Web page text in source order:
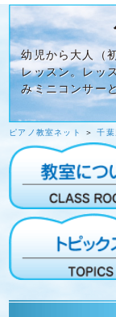
幼児から大人（
レッスン。レッ
みミニコンサー
ピアノ教室ネット ＞千葉